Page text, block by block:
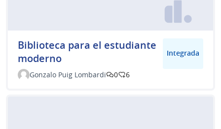
Biblioteca para el estudiante
moderno
Integrada
Gonzalo Puig Lombardi 0 6